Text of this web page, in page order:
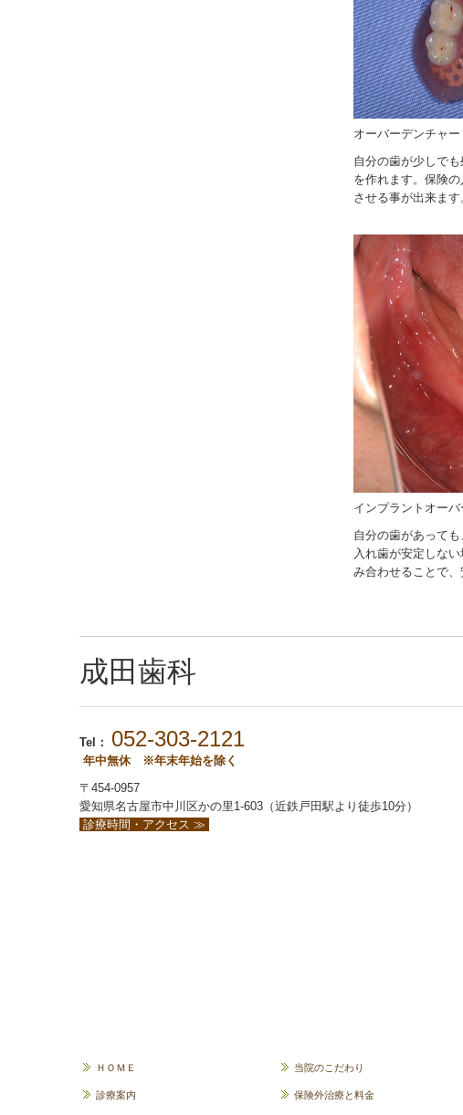
オーバーデンチャー
自分の歯が少しで
を作れます。保険
させる事が出来ます
インプラントオー
自分の歯があって
入れ歯が安定しな
み合わせることで、
成田歯科
Tel： 052-303-2121
年中無休 ※年末年始を除く
〒454-0957
愛知県名古屋市中川区かの里1-603（近鉄戸田駅より徒歩10分）
診療時間・アクセス ≫
ＨＯＭＥ 当院のこだわり
診療案内 保険外治療と料金